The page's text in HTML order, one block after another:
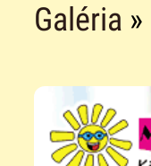
Galéria »